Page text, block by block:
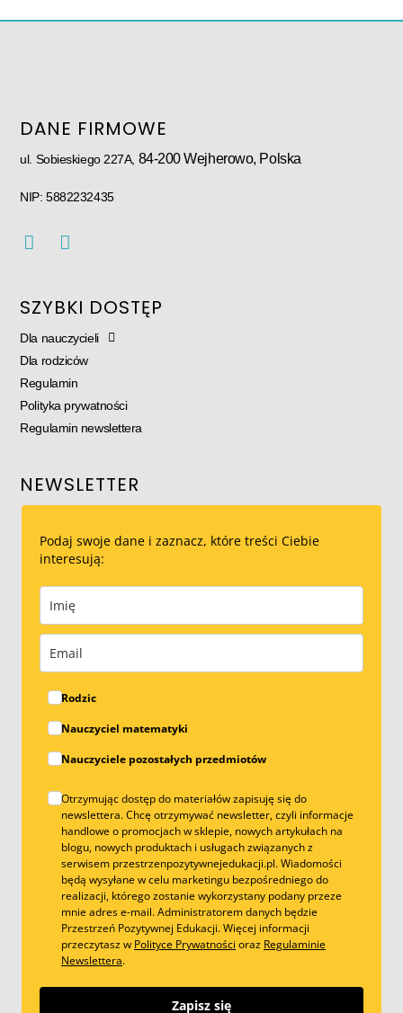
DANE FIRMOWE
ul. Sobieskiego 227A, 84-200 Wejherowo, Polska
NIP: 5882232435
SZYBKI DOSTĘP
Dla nauczycieli
Dla rodziców
Regulamin
Polityka prywatności
Regulamin newslettera
NEWSLETTER
Podaj swoje dane i zaznacz, które treści Ciebie
interesują:
Rodzic
Nauczyciel matematyki
Nauczyciele pozostałych przedmiotów
Otrzymując dostęp do materiałów zapisuję się do
newslettera. Chcę otrzymywać newsletter, czyli informacje
handlowe o promocjach w sklepie, nowych artykułach na
blogu, nowych produktach i usługach związanych z
serwisem przestrzenpozytywnejedukacji.pl. Wiadomości
będą wysyłane w celu marketingu bezpośredniego do
realizacji, którego zostanie wykorzystany podany przeze
mnie adres e-mail. Administratorem danych będzie
Przestrzeń Pozytywnej Edukacji. Więcej informacji
przeczytasz w Polityce Prywatności oraz Regulaminie
Newslettera.
Zapisz się